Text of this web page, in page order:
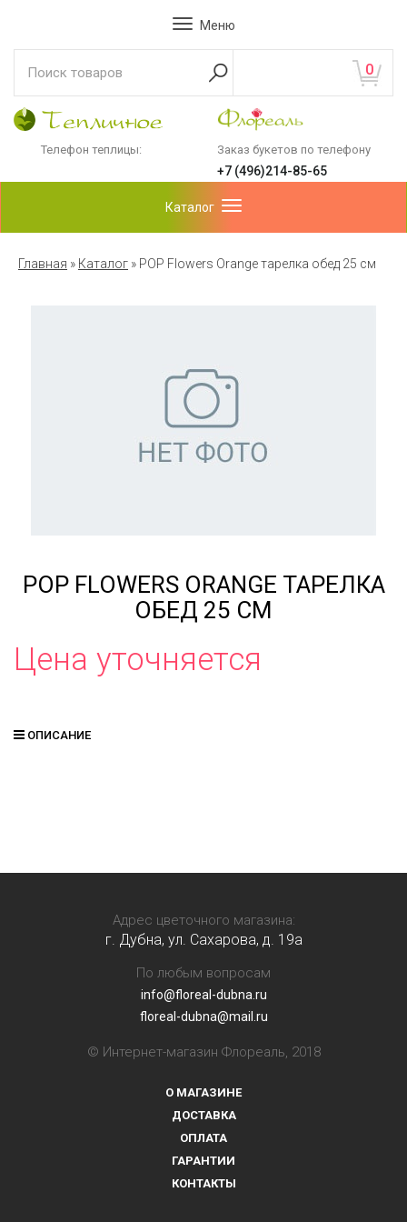
Меню
0
Телефон теплицы: Заказ букетов по телефону
+7 (496)214-85-65
Каталог
Главная » Каталог » POP Flowers Orange тарелка обед 25 см
POP FLOWERS ORANGE ТАРЕЛКА
ОБЕД 25 СМ
Цена уточняется
ОПИСАНИЕ
Адрес цветочного магазина:
г. Дубна, ул. Сахарова, д. 19a
По любым вопросам
info@floreal-dubna.ru
floreal-dubna@mail.ru
© Интернет-магазин Флореаль, 2018
О МАГАЗИНЕ
ДОСТАВКА
ОПЛАТА
ГАРАНТИИ
КОНТАКТЫ